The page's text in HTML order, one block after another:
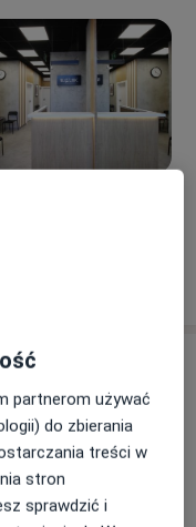
Umów wizytę
partnerom używać
do zbierania
treści w
stron
sprawdzić i